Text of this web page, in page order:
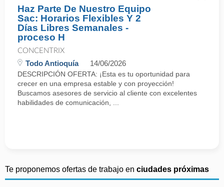
Haz Parte De Nuestro Equipo
Sac: Horarios Flexibles Y 2
Días Libres Semanales -
proceso H
CONCENTRIX
Todo Antioquía 14/06/2026
DESCRIPCIÓN OFERTA: ¡Esta es tu oportunidad para
crecer en una empresa estable y con proyección!
Buscamos asesores de servicio al cliente con excelentes
habilidades de comunicación, ...
Te proponemos ofertas de trabajo en ciudades próximas